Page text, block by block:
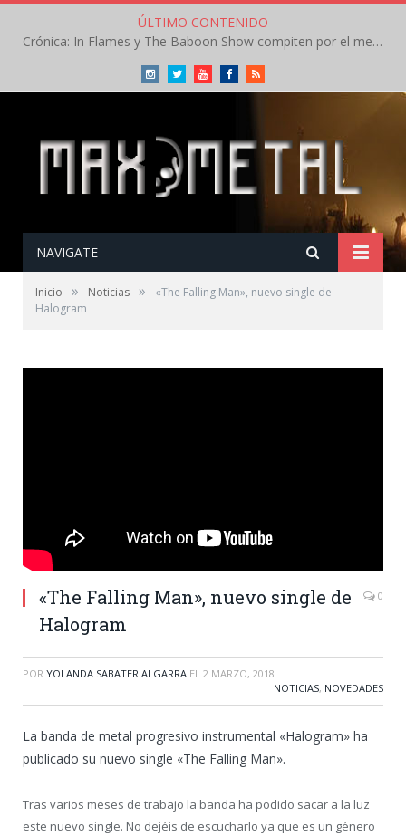
ÚLTIMO CONTENIDO
Crónica: In Flames y The Baboon Show compiten por el mejor concierto del día en el Leyendas del Rock – Viernes – Agosto 2026
InstagramTwitterYoutubeFacebookRSS
NAVIGATE
Inicio » Noticias »
«The Falling Man», nuevo single de
Halogram
«The Falling Man», nuevo single de
Halogram
0
POR YOLANDA SABATER ALGARRA EL 2 MARZO, 2018
NOTICIAS, NOVEDADES
La banda de metal progresivo instrumental «Halogram» ha
publicado su nuevo single «The Falling Man».
Tras varios meses de trabajo la banda ha podido sacar a la luz
este nuevo single. No dejéis de escucharlo ya que es un género